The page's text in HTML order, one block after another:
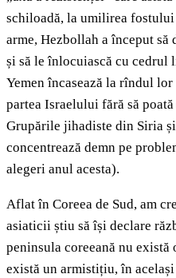
schiloadă, la umilirea fostului
arme, Hezbollah a început
și să le înlocuiască cu
Yemen încasează la rîndul
partea Israelului fără să
Grupările jihadiste din Siria
concentrează demn pe
alegeri anul acesta).
Aflat în Coreea de Sud, am
asiaticii știu să își declare
peninsula coreeană nu
există un armistițiu, în